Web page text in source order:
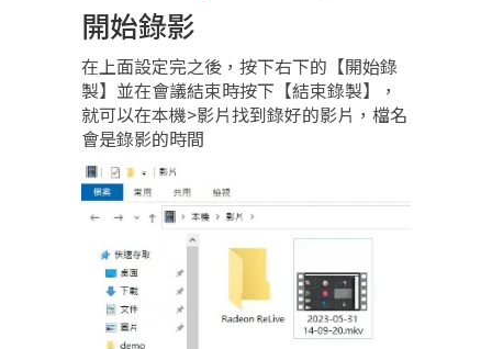
開始錄影
在上面設定完之後，按下右下的【開始錄
製】並在會議結束時按下【結束錄製】，
就可以在本機>影片找到錄好的影片，檔名
會是錄影的時間